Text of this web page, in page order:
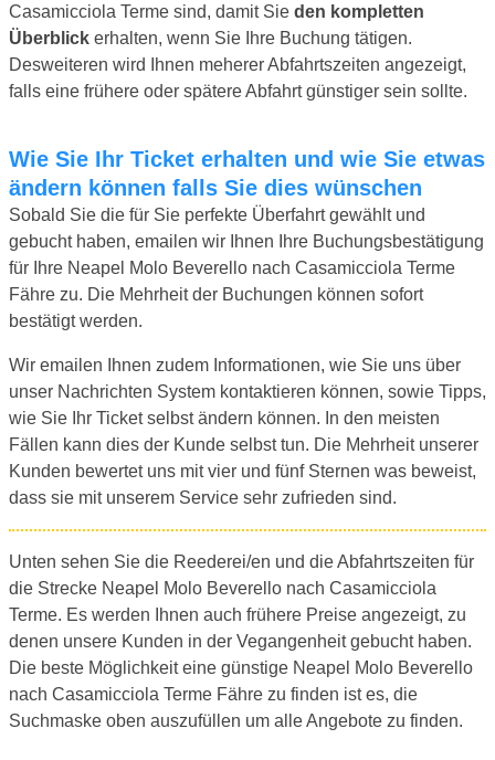
Casamicciola Terme sind, damit Sie den kompletten
Überblick erhalten, wenn Sie Ihre Buchung tätigen.
Desweiteren wird Ihnen meherer Abfahrtszeiten angezeigt,
falls eine frühere oder spätere Abfahrt günstiger sein sollte.
Wie Sie Ihr Ticket erhalten und wie Sie etwas
ändern können falls Sie dies wünschen
Sobald Sie die für Sie perfekte Überfahrt gewählt und
gebucht haben, emailen wir Ihnen Ihre Buchungsbestätigung
für Ihre Neapel Molo Beverello nach Casamicciola Terme
Fähre zu. Die Mehrheit der Buchungen können sofort
bestätigt werden.
Wir emailen Ihnen zudem Informationen, wie Sie uns über
unser Nachrichten System kontaktieren können, sowie Tipps,
wie Sie Ihr Ticket selbst ändern können. In den meisten
Fällen kann dies der Kunde selbst tun. Die Mehrheit unserer
Kunden bewertet uns mit vier und fünf Sternen was beweist,
dass sie mit unserem Service sehr zufrieden sind.
Unten sehen Sie die Reederei/en und die Abfahrtszeiten für
die Strecke Neapel Molo Beverello nach Casamicciola
Terme. Es werden Ihnen auch frühere Preise angezeigt, zu
denen unsere Kunden in der Vegangenheit gebucht haben.
Die beste Möglichkeit eine günstige Neapel Molo Beverello
nach Casamicciola Terme Fähre zu finden ist es, die
Suchmaske oben auszufüllen um alle Angebote zu finden.